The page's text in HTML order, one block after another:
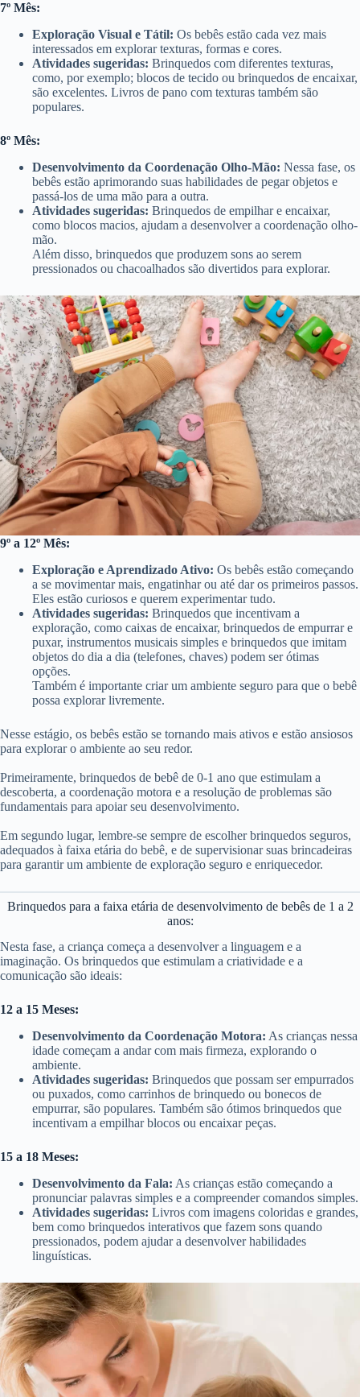
7º Mês:
Exploração Visual e Tátil: Os bebês estão cada vez mais
interessados em explorar texturas, formas e cores.
Atividades sugeridas: Brinquedos com diferentes texturas,
como, por exemplo; blocos de tecido ou brinquedos de encaixar,
são excelentes. Livros de pano com texturas também são
populares.
8º Mês:
Desenvolvimento da Coordenação Olho-Mão: Nessa fase, os
bebês estão aprimorando suas habilidades de pegar objetos e
passá-los de uma mão para a outra.
Atividades sugeridas: Brinquedos de empilhar e encaixar,
como blocos macios, ajudam a desenvolver a coordenação olho-
mão.
Além disso, brinquedos que produzem sons ao serem
pressionados ou chacoalhados são divertidos para explorar.
9º a 12º Mês:
Exploração e Aprendizado Ativo: Os bebês estão começando
a se movimentar mais, engatinhar ou até dar os primeiros passos.
Eles estão curiosos e querem experimentar tudo.
Atividades sugeridas: Brinquedos que incentivam a
exploração, como caixas de encaixar, brinquedos de empurrar e
puxar, instrumentos musicais simples e brinquedos que imitam
objetos do dia a dia (telefones, chaves) podem ser ótimas
opções.
Também é importante criar um ambiente seguro para que o bebê
possa explorar livremente.
Nesse estágio, os bebês estão se tornando mais ativos e estão ansiosos
para explorar o ambiente ao seu redor.
Primeiramente, brinquedos de bebê de 0-1 ano que estimulam a
descoberta, a coordenação motora e a resolução de problemas são
fundamentais para apoiar seu desenvolvimento.
Em segundo lugar, lembre-se sempre de escolher brinquedos seguros,
adequados à faixa etária do bebê, e de supervisionar suas brincadeiras
para garantir um ambiente de exploração seguro e enriquecedor.
Brinquedos para a faixa etária de desenvolvimento de bebês de 1 a 2
anos:
Nesta fase, a criança começa a desenvolver a linguagem e a
imaginação. Os brinquedos que estimulam a criatividade e a
comunicação são ideais:
12 a 15 Meses:
Desenvolvimento da Coordenação Motora: As crianças nessa
idade começam a andar com mais firmeza, explorando o
ambiente.
Atividades sugeridas: Brinquedos que possam ser empurrados
ou puxados, como carrinhos de brinquedo ou bonecos de
empurrar, são populares. Também são ótimos brinquedos que
incentivam a empilhar blocos ou encaixar peças.
15 a 18 Meses:
Desenvolvimento da Fala: As crianças estão começando a
pronunciar palavras simples e a compreender comandos simples.
Atividades sugeridas: Livros com imagens coloridas e grandes,
bem como brinquedos interativos que fazem sons quando
pressionados, podem ajudar a desenvolver habilidades
linguísticas.